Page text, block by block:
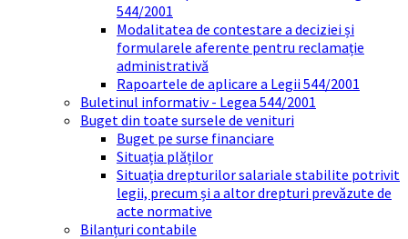
544/2001
Modalitatea de contestare a deciziei și
formularele aferente pentru reclamație
administrativă
Rapoartele de aplicare a Legii 544/2001
Buletinul informativ - Legea 544/2001
Buget din toate sursele de venituri
Buget pe surse financiare
Situația plăților
Situația drepturilor salariale stabilite potrivit
legii, precum și a altor drepturi prevăzute de
acte normative
Bilanțuri contabile